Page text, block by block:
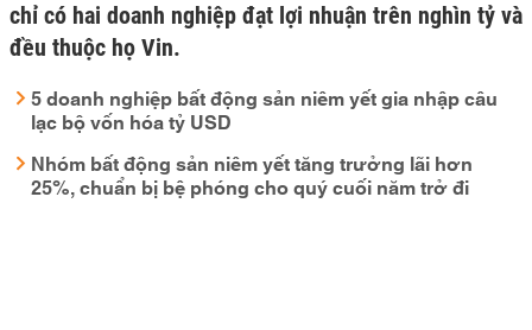
chỉ có hai doanh nghiệp đạt lợi nhuận trên nghìn tỷ và
đều thuộc họ Vin.
5 doanh nghiệp bất động sản niêm yết gia nhập câu
lạc bộ vốn hóa tỷ USD
Nhóm bất động sản niêm yết tăng trưởng lãi hơn
25%, chuẩn bị bệ phóng cho quý cuối năm trở đi